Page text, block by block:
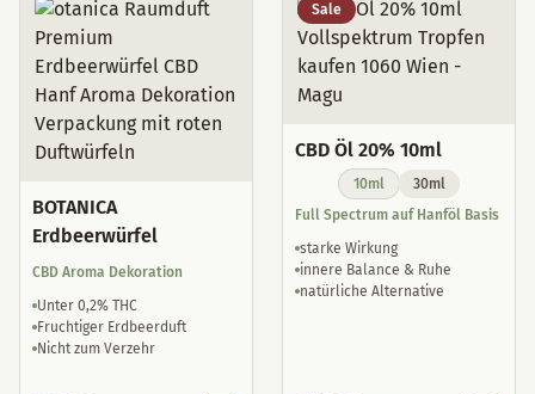
BOTANICA
Erdbeerwürfel
CBD Aroma Dekoration
Unter 0,2% THC
Fruchtiger Erdbeerduft
Nicht zum Verzehr
Sale
CBD Öl 20% 10ml
10ml
30ml
Full Spectrum auf Hanföl Basis
starke Wirkung
innere Balance & Ruhe
natürliche Alternative